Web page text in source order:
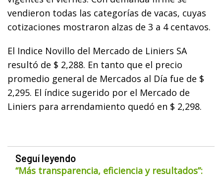
vendieron todas las categorías de vacas, cuyas
cotizaciones mostraron alzas de 3 a 4 centavos.
El Indice Novillo del Mercado de Liniers SA
resultó de $ 2,288. En tanto que el precio
promedio general de Mercados al Día fue de $
2,295. El índice sugerido por el Mercado de
Liniers para arrendamiento quedó en $ 2,298.
Seguí leyendo
“Más transparencia, eficiencia y resultados”: